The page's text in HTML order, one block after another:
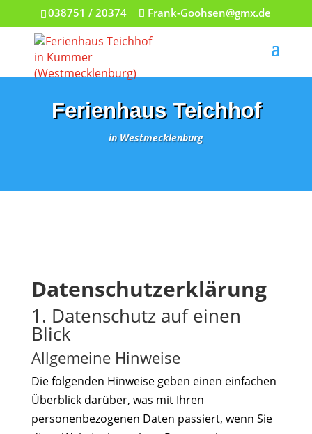
038751 / 20374 Frank-Goohsen@gmx.de
Ferienhaus Teichhof
in Westmecklenburg
Datenschutzerklärung
1. Datenschutz auf einen
Blick
Allgemeine Hinweise
Die folgenden Hinweise geben einen einfachen
Überblick darüber, was mit Ihren
personenbezogenen Daten passiert, wenn Sie